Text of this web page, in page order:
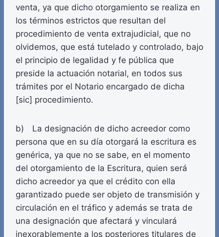
venta, ya que dicho otorgamiento se realiza en
los términos estrictos que resultan del
procedimiento de venta extrajudicial, que no
olvidemos, que está tutelado y controlado, bajo
el principio de legalidad y fe pública que
preside la actuación notarial, en todos sus
trámites por el Notario encargado de dicha
[sic] procedimiento.
b) La designación de dicho acreedor como
persona que en su día otorgará la escritura es
genérica, ya que no se sabe, en el momento
del otorgamiento de la Escritura, quien será
dicho acreedor ya que el crédito con ella
garantizado puede ser objeto de transmisión y
circulación en el tráfico y además se trata de
una designación que afectará y vinculará
inexorablemente a los posteriores titulares de